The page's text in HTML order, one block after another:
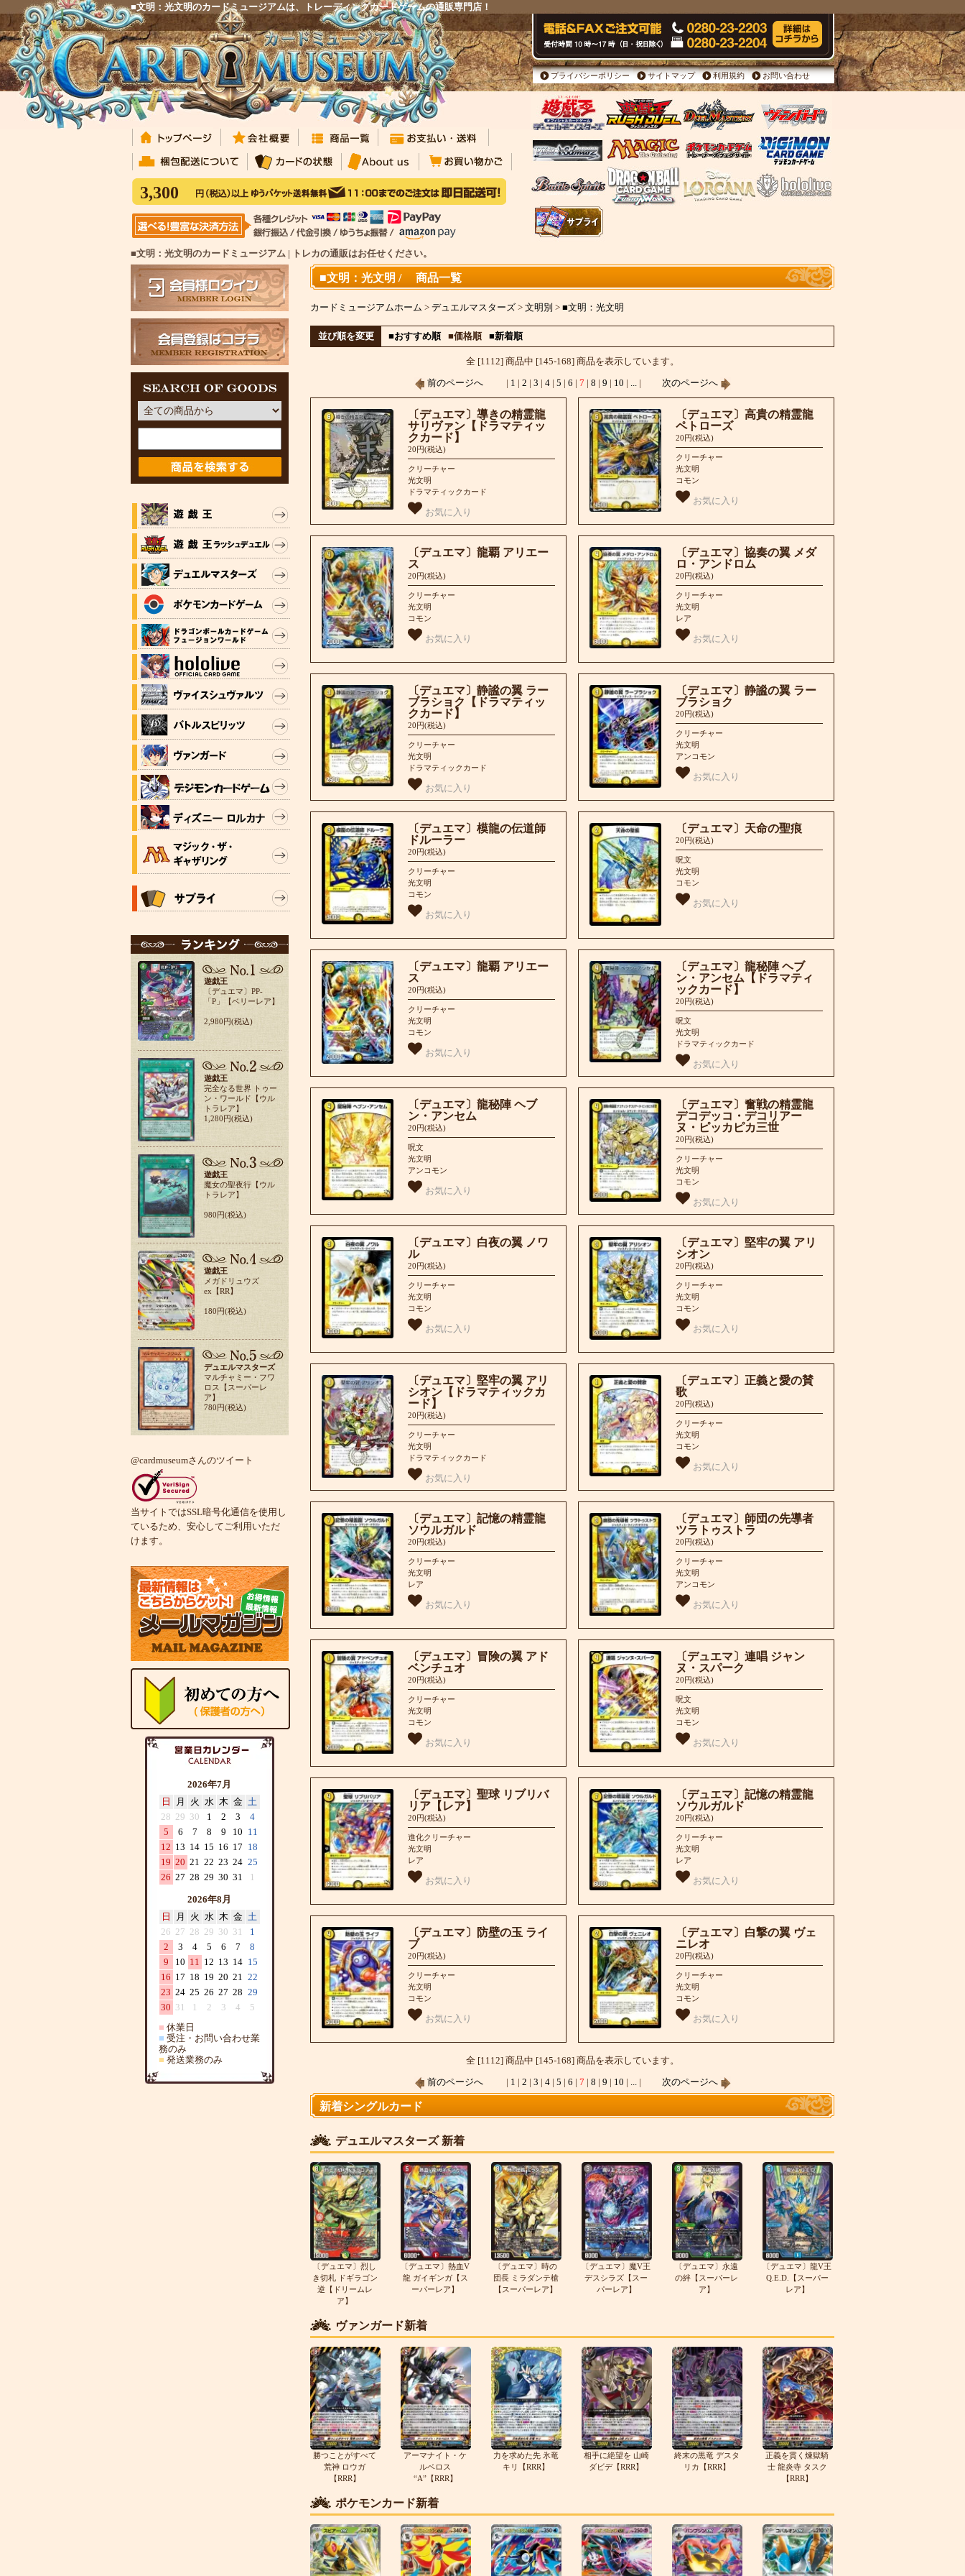
■文明：光文明のカードミュージアムは、トレーディングカードゲームの通販専門店！
3,300
プライバシーポリシー サイトマップ 利用規約 お問い合わせ
■文明：光文明のカードミュージアム | トレカの通販はお任せください。
遊戯王
〔デュエマ〕PP-
「P」【ベリーレア】
2,980円(税込)
遊戯王
完全なる世界 トゥー
ン・ワールド【ウル
トラレア】
1,280円(税込)
遊戯王
魔女の聖夜行【ウル
トラレア】
980円(税込)
遊戯王
メガドリュウズ
ex【RR】
180円(税込)
デュエルマスターズ
マルチャミー・フワ
ロス【スーパーレ
ア】
780円(税込)
@cardmuseumさんのツイート
当サイトではSSL暗号化通信を使用し
ているため、安心してご利用いただ
けます。
2026年7月
日
月 火 水 木 金 土
28 29 30 1 2 3
4
5
6 7 8 9 10 11
12 13 14 15 16 17 18
19 20 21 22 23 24 25
26 27 28 29 30 31 1
2026年8月
日
月 火 水 木 金 土
26 27 28 29 30 31
1
2
3 4 5 6 7
8
9
10 11 12 13 14 15
16 17 18 19 20 21 22
23 24 25 26 27 28 29
30 31 1 2 3 4
5
■ 休業日
■ 受注・お問い合わせ業
務のみ
■ 発送業務のみ
■文明：光文明 / 商品一覧
カードミュージアムホーム > デュエルマスターズ > 文明別 > ■文明：光文明
並び順を変更 ■おすすめ順 ■価格順 ■新着順
全 [1112] 商品中 [145-168] 商品を表示しています。
前のページへ| 1 | 2 | 3 | 4| 5 | 6 | 7 | 8 | 9 | 10 | ...| 次のページへ
〔デュエマ〕導きの精霊龍
サリヴァン【ドラマティッ
クカード】
20円(税込)
クリーチャー
光文明
ドラマティックカード
お気に入り
〔デュエマ〕高貴の精霊龍
ペトローズ
20円(税込)
クリーチャー
光文明
コモン
お気に入り
〔デュエマ〕龍覇 アリエー
ス
20円(税込)
クリーチャー
光文明
コモン
お気に入り
〔デュエマ〕協奏の翼 メダ
ロ・アンドロム
20円(税込)
クリーチャー
光文明
レア
お気に入り
〔デュエマ〕静謐の翼 ラー
ブラショク【ドラマティッ
クカード】
20円(税込)
クリーチャー
光文明
ドラマティックカード
お気に入り
〔デュエマ〕静謐の翼 ラー
ブラショク
20円(税込)
クリーチャー
光文明
アンコモン
お気に入り
〔デュエマ〕模龍の伝道師
ドルーラー
20円(税込)
クリーチャー
光文明
コモン
お気に入り
〔デュエマ〕天命の聖痕
20円(税込)
呪文
光文明
コモン
お気に入り
〔デュエマ〕龍覇 アリエー
ス
20円(税込)
クリーチャー
光文明
コモン
お気に入り
〔デュエマ〕龍秘陣 ヘブ
ン・アンセム【ドラマティ
ックカード】
20円(税込)
呪文
光文明
ドラマティックカード
お気に入り
〔デュエマ〕龍秘陣 ヘブ
ン・アンセム
20円(税込)
呪文
光文明
アンコモン
お気に入り
〔デュエマ〕奮戦の精霊龍
デコデッコ・デコリアー
ヌ・ピッカピカ三世
20円(税込)
クリーチャー
光文明
コモン
お気に入り
〔デュエマ〕白夜の翼 ノワ
ル
20円(税込)
クリーチャー
光文明
コモン
お気に入り
〔デュエマ〕堅牢の翼 アリ
シオン
20円(税込)
クリーチャー
光文明
コモン
お気に入り
〔デュエマ〕堅牢の翼 アリ
シオン【ドラマティックカ
ード】
20円(税込)
クリーチャー
光文明
ドラマティックカード
お気に入り
〔デュエマ〕正義と愛の賛
歌
20円(税込)
クリーチャー
光文明
コモン
お気に入り
〔デュエマ〕記憶の精霊龍
ソウルガルド
20円(税込)
クリーチャー
光文明
レア
お気に入り
〔デュエマ〕師団の先導者
ツラトゥストラ
20円(税込)
クリーチャー
光文明
アンコモン
お気に入り
〔デュエマ〕冒険の翼 アド
ベンチュオ
20円(税込)
クリーチャー
光文明
コモン
お気に入り
〔デュエマ〕連唱 ジャン
ヌ・スパーク
20円(税込)
呪文
光文明
コモン
お気に入り
〔デュエマ〕聖球 リブリバ
リア【レア】
20円(税込)
進化クリーチャー
光文明
レア
お気に入り
〔デュエマ〕記憶の精霊龍
ソウルガルド
20円(税込)
クリーチャー
光文明
レア
お気に入り
〔デュエマ〕防壁の玉 ライ
ブ
20円(税込)
クリーチャー
光文明
コモン
お気に入り
〔デュエマ〕白撃の翼 ヴェ
ニレオ
20円(税込)
クリーチャー
光文明
コモン
お気に入り
全 [1112] 商品中 [145-168] 商品を表示しています。
前のページへ| 1 | 2 | 3 | 4| 5 | 6 | 7 | 8 | 9 | 10 | ...| 次のページへ
新着シングルカード
デュエルマスターズ 新着
〔デュエマ〕烈し
き切札 ドギラゴン
逆【ドリームレ
ア】
〔デュエマ〕熱血V
龍 ガイギンガ【ス
ーパーレア】
〔デュエマ〕時の
団長 ミラダンテ槍
【スーパーレア】
〔デュエマ〕魔V王
デスシラズ【スー
パーレア】
〔デュエマ〕永遠
の絆【スーパーレ
ア】
〔デュエマ〕龍V王
Q.E.D.【スーパー
レア】
ヴァンガード新着
勝つことがすべて
荒神 ロウガ
【RRR】
アーマナイト・ケ
ルベロス
“A”【RRR】
力を求めた先 氷竜
キリ【RRR】
相手に絶望を 山崎
ダビデ【RRR】
終末の黒竜 デスタ
リカ【RRR】
正義を貫く煉獄騎
士 龍炎寺 タスク
【RRR】
ポケモンカード新着